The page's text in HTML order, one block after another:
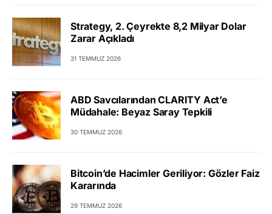
Strategy, 2. Çeyrekte 8,2 Milyar Dolar
Zarar Açıkladı
31 TEMMUZ 2026
ABD Savcılarından CLARITY Act’e
Müdahale: Beyaz Saray Tepkili
30 TEMMUZ 2026
Bitcoin’de Hacimler Geriliyor: Gözler Faiz
Kararında
29 TEMMUZ 2026